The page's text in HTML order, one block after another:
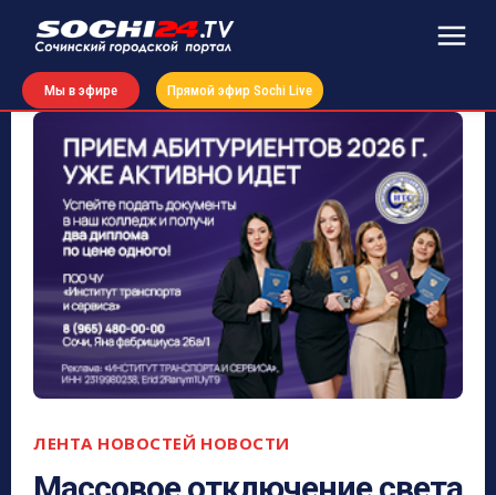
Мы в эфире Прямой эфир Sochi Live
ЛЕНТА НОВОСТЕЙ НОВОСТИ